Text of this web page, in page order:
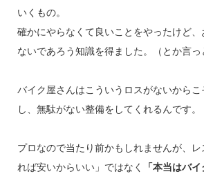
いくもの。
確かにやらなくて良いことをやったけど、
ないであろう知識を得ました。（とか言っ
バイク屋さんはこういうロスがないから
し、無駄がない整備をしてくれるんです。
プロなので当たり前かもしれませんが、
れば安いからいい」ではなく
「本当はバ